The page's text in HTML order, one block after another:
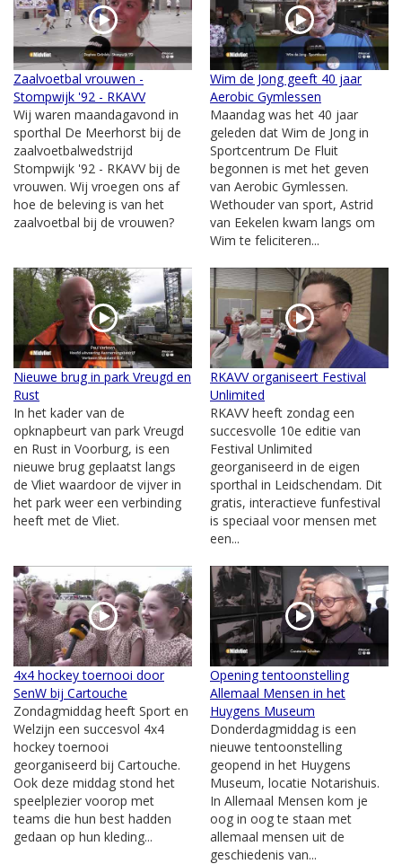
Zaalvoetbal vrouwen -
Stompwijk '92 - RKAVV
Wij waren maandagavond in
sporthal De Meerhorst bij de
zaalvoetbalwedstrijd
Stompwijk '92 - RKAVV bij de
vrouwen. Wij vroegen ons af
hoe de beleving is van het
zaalvoetbal bij de vrouwen?
Wim de Jong geeft 40 jaar
Aerobic Gymlessen
Maandag was het 40 jaar
geleden dat Wim de Jong in
Sportcentrum De Fluit
begonnen is met het geven
van Aerobic Gymlessen.
Wethouder van sport, Astrid
van Eekelen kwam langs om
Wim te feliciteren...
Nieuwe brug in park Vreugd en
Rust
In het kader van de
opknapbeurt van park Vreugd
en Rust in Voorburg, is een
nieuwe brug geplaatst langs
de Vliet waardoor de vijver in
het park weer een verbinding
heeft met de Vliet.
RKAVV organiseert Festival
Unlimited
RKAVV heeft zondag een
succesvolle 10e editie van
Festival Unlimited
georganiseerd in de eigen
sporthal in Leidschendam. Dit
gratis, interactieve funfestival
is speciaal voor mensen met
een...
4x4 hockey toernooi door
SenW bij Cartouche
Zondagmiddag heeft Sport en
Welzijn een succesvol 4x4
hockey toernooi
georganiseerd bij Cartouche.
Ook deze middag stond het
speelplezier voorop met
teams die hun best hadden
gedaan op hun kleding...
Opening tentoonstelling
Allemaal Mensen in het
Huygens Museum
Donderdagmiddag is een
nieuwe tentoonstelling
geopend in het Huygens
Museum, locatie Notarishuis.
In Allemaal Mensen kom je
oog in oog te staan met
allemaal mensen uit de
geschiedenis van...